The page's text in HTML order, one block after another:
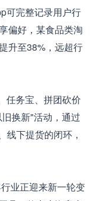
完整记录用户行
偏好，某食品类淘
升至38%，远超行
务宝、拼团砍价
换新"活动，通过
线下提货的闭环，
业正迎来新一轮变